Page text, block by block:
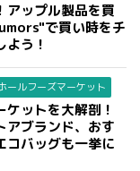
アップル製品を買
で買い時をチ
う！
ールフーズマーケット
ットを大解剖！
アブランド、おす
コバッグも一挙に